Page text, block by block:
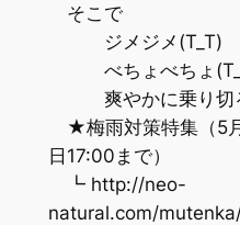
そこで
ジメジメ(T_T)
べちょべちょ
爽やかに乗り切る
★梅雨対策特集（5
日17:00まで）
┗ http://neo-
natural.com/